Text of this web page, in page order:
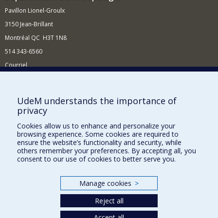
Pavillon Lionel-Groulx
3150 Jean-Brillant
Montréal QC H3T 1N8
514 343-6560
Courriel
Comment soutenir le Département?
BESOIN D'AIDE?
Plan du site
Signaler une erreur
Accessibilité
Nos départements et écoles
UdeM understands the importance of
privacy
Cookies allow us to enhance and personalize your
browsing experience. Some cookies are required to
ensure the website’s functionality and security, while
others remember your preferences. By accepting all, you
consent to our use of cookies to better serve you.
Manage cookies >
Reject all